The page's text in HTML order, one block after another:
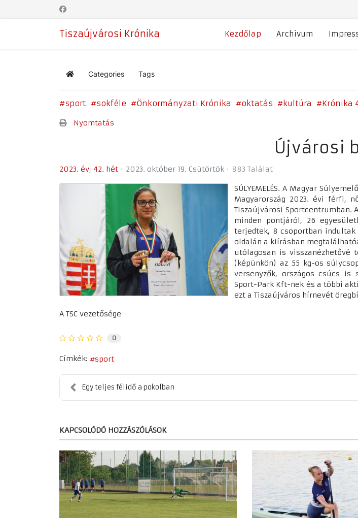
Tiszaújvárosi Krónika Kezdőlap Archivum
Home Categories Tags
sport sokféle Önkormányzati Krónika oktatás kultúra Krónika
Nyomtatás
Újvárosi
2023. év 42. hét 2023. október 19. Csütörtök 883 Találat
SÚLYEMELÉS. A Magyar
Magyarország 2023. évi férfi,
Tiszaújvárosi Sportcentrumban.
minden pontjáról, 26
terjedtek, 8 csoportban indultak
oldalán a kiírásban
utólagosan is visszanézhetővé
(képünkön) az 55 kg-os
versenyzők, országos csúcs is
Sport-Park Kft-nek és a többi
ezt a Tiszaújváros hírnevét
A TSC vezetősége
0
Címkék: sport
Egy teljes félidő a pokolban
KAPCSOLÓDÓ HOZZÁSZÓLÁSOK